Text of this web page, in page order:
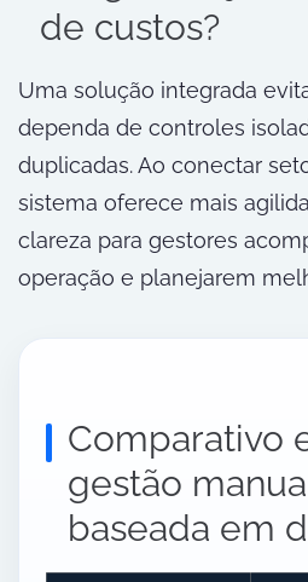
de custos?
Uma solução integrada
dependa de controles
duplicadas. Ao conectar
sistema oferece mais
clareza para gestores
operação e planejarem
Comparativo
gestão
baseada em